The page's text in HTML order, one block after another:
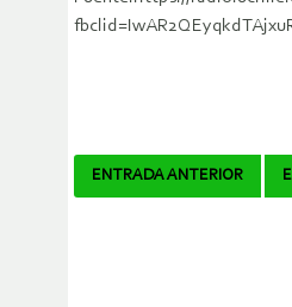
Navegador
ENTRADA ANTERIOR